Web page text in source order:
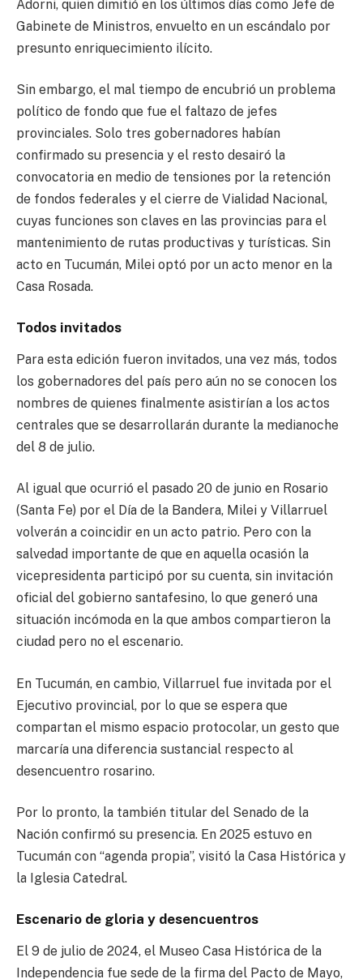
Adorni, quien dimitió en los últimos días como Jefe de
Gabinete de Ministros, envuelto en un escándalo por
presunto enriquecimiento ilícito.
Sin embargo, el mal tiempo de encubrió un problema
político de fondo que fue el faltazo de jefes
provinciales. Solo tres gobernadores habían
confirmado su presencia y el resto desairó la
convocatoria en medio de tensiones por la retención
de fondos federales y el cierre de Vialidad Nacional,
cuyas funciones son claves en las provincias para el
mantenimiento de rutas productivas y turísticas. Sin
acto en Tucumán, Milei optó por un acto menor en la
Casa Rosada.
Todos invitados
Para esta edición fueron invitados, una vez más, todos
los gobernadores del país pero aún no se conocen los
nombres de quienes finalmente asistirían a los actos
centrales que se desarrollarán durante la medianoche
del 8 de julio.
Al igual que ocurrió el pasado 20 de junio en Rosario
(Santa Fe) por el Día de la Bandera, Milei y Villarruel
volverán a coincidir en un acto patrio. Pero con la
salvedad importante de que en aquella ocasión la
vicepresidenta participó por su cuenta, sin invitación
oficial del gobierno santafesino, lo que generó una
situación incómoda en la que ambos compartieron la
ciudad pero no el escenario.
En Tucumán, en cambio, Villarruel fue invitada por el
Ejecutivo provincial, por lo que se espera que
compartan el mismo espacio protocolar, un gesto que
marcaría una diferencia sustancial respecto al
desencuentro rosarino.
Por lo pronto, la también titular del Senado de la
Nación confirmó su presencia. En 2025 estuvo en
Tucumán con “agenda propia”, visitó la Casa Histórica y
la Iglesia Catedral.
Escenario de gloria y desencuentros
El 9 de julio de 2024, el Museo Casa Histórica de la
Independencia fue sede de la firma del Pacto de Mayo,